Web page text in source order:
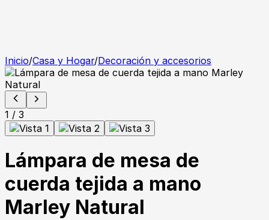
Inicio/Casa y Hogar/Decoración y accesorios
1 / 3
Lámpara de mesa de
cuerda tejida a mano
Marley Natural